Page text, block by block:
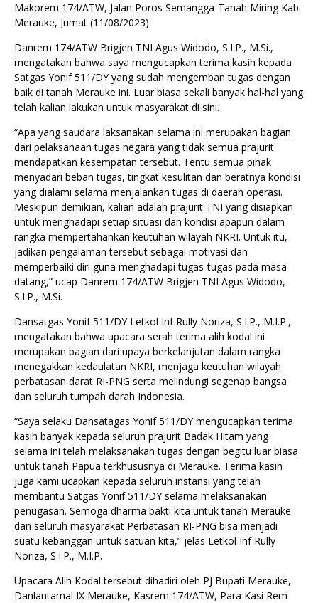
Makorem 174/ATW, Jalan Poros Semangga-Tanah Miring Kab.
Merauke, Jumat (11/08/2023).
Danrem 174/ATW Brigjen TNI Agus Widodo, S.I.P., M.Si.,
mengatakan bahwa saya mengucapkan terima kasih kepada
Satgas Yonif 511/DY yang sudah mengemban tugas dengan
baik di tanah Merauke ini. Luar biasa sekali banyak hal-hal yang
telah kalian lakukan untuk masyarakat di sini.
“Apa yang saudara laksanakan selama ini merupakan bagian
dari pelaksanaan tugas negara yang tidak semua prajurit
mendapatkan kesempatan tersebut. Tentu semua pihak
menyadari beban tugas, tingkat kesulitan dan beratnya kondisi
yang dialami selama menjalankan tugas di daerah operasi.
Meskipun demikian, kalian adalah prajurit TNI yang disiapkan
untuk menghadapi setiap situasi dan kondisi apapun dalam
rangka mempertahankan keutuhan wilayah NKRI. Untuk itu,
jadikan pengalaman tersebut sebagai motivasi dan
memperbaiki diri guna menghadapi tugas-tugas pada masa
datang,” ucap Danrem 174/ATW Brigjen TNI Agus Widodo,
S.I.P., M.Si.
Dansatgas Yonif 511/DY Letkol Inf Rully Noriza, S.I.P., M.I.P.,
mengatakan bahwa upacara serah terima alih kodal ini
merupakan bagian dari upaya berkelanjutan dalam rangka
menegakkan kedaulatan NKRI, menjaga keutuhan wilayah
perbatasan darat RI-PNG serta melindungi segenap bangsa
dan seluruh tumpah darah Indonesia.
“Saya selaku Dansatagas Yonif 511/DY mengucapkan terima
kasih banyak kepada seluruh prajurit Badak Hitam yang
selama ini telah melaksanakan tugas dengan begitu luar biasa
untuk tanah Papua terkhususnya di Merauke. Terima kasih
juga kami ucapkan kepada seluruh instansi yang telah
membantu Satgas Yonif 511/DY selama melaksanakan
penugasan. Semoga dharma bakti kita untuk tanah Merauke
dan seluruh masyarakat Perbatasan RI-PNG bisa menjadi
suatu kebanggan untuk satuan kita,” jelas Letkol Inf Rully
Noriza, S.I.P., M.I.P.
Upacara Alih Kodal tersebut dihadiri oleh PJ Bupati Merauke,
Danlantamal IX Merauke, Kasrem 174/ATW, Para Kasi Rem